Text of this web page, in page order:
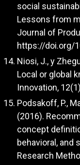
social
Lessons from
Journal of
https://doi.org/
Niosi, J., y
Local or global
Innovation,
Podsakoff, P.,
(2016).
concept
behavioral, and
Research